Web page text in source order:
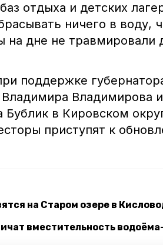
отдыха и детских
ничего в воду,
на дне не травмировали
поддержке
Владимира Владимирова
Бублик в Кировском
приступят к
на Старом озере в
вместительность